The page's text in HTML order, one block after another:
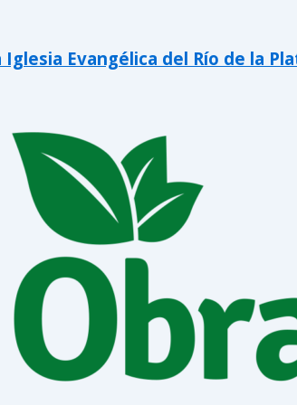
Evangélica del Río de la